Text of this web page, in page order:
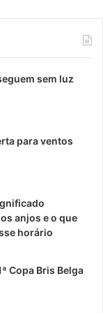
sem luz
para ventos
anjos e o que
horário
Copa Bris Belga